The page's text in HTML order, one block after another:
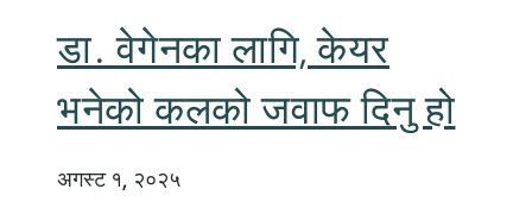
डा. वेगेनका लागि, केयर
भनेको कलको जवाफ दिनु हो
अगस्ट १, २०२५